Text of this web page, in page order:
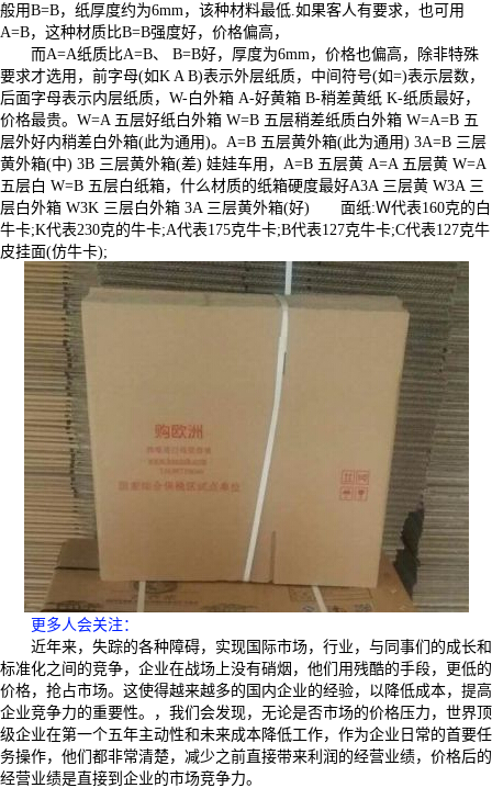
般用B=B，纸厚度约为6mm，该种材料最低.如果客人有要求，也可用
A=B，这种材质比B=B强度好，价格偏高，
而A=A纸质比A=B、 B=B好，厚度为6mm，价格也偏高，除非特殊
要求才选用，前字母(如K A B)表示外层纸质，中间符号(如=)表示层数，
后面字母表示内层纸质，W-白外箱 A-好黄箱 B-稍差黄纸 K-纸质最好，
价格最贵。W=A 五层好纸白外箱 W=B 五层稍差纸质白外箱 W=A=B 五
层外好内稍差白外箱(此为通用)。A=B 五层黄外箱(此为通用) 3A=B 三层
黄外箱(中) 3B 三层黄外箱(差) 娃娃车用，A=B 五层黄 A=A 五层黄 W=A
五层白 W=B 五层白纸箱，什么材质的纸箱硬度最好A3A 三层黄 W3A 三
层白外箱 W3K 三层白外箱 3A 三层黄外箱(好) 面纸:Ｗ代表160克的白
牛卡;K代表230克的牛卡;A代表175克牛卡;B代表127克牛卡;C代表127克牛
皮挂面(仿牛卡);
更多人会关注：
近年来，失踪的各种障碍，实现国际市场，行业，与同事们的成长和
标准化之间的竞争，企业在战场上没有硝烟，他们用残酷的手段，更低的
价格，抢占市场。这使得越来越多的国内企业的经验，以降低成本，提高
企业竞争力的重要性。，我们会发现，无论是否市场的价格压力，世界顶
级企业在第一个五年主动性和未来成本降低工作，作为企业日常的首要任
务操作，他们都非常清楚，减少之前直接带来利润的经营业绩，价格后的
经营业绩是直接到企业的市场竞争力。